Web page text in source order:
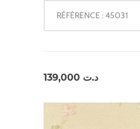
RÉFÉRENCE : 45031
د.ت